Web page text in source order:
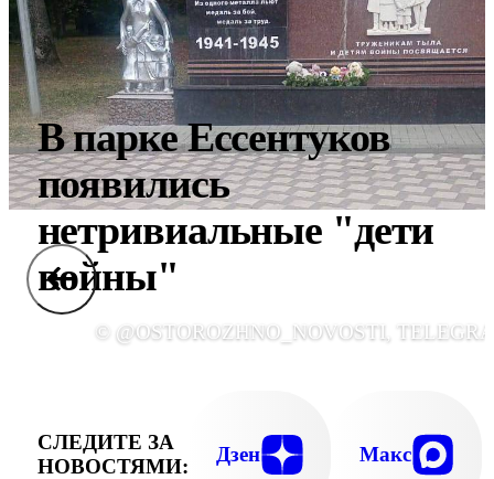
В парке Ессентуков
появились
нетривиальные "дети
войны"
© @OSTOROZHNO_NOVOSTI,
СЛЕДИТЕ ЗА
НОВОСТЯМИ:
Дзен Макс